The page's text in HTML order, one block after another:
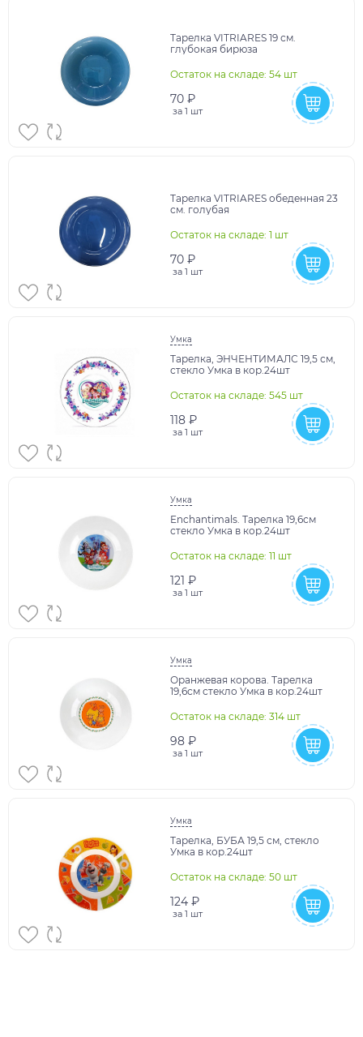
Тарелка VITRIARES 19 см.
глубокая бирюза
Остаток на складе: 54 шт
70 ₽
за 1 шт
Тарелка VITRIARES обеденная 23
см. голубая
Остаток на складе: 1 шт
70 ₽
за 1 шт
Умка
Тарелка, ЭНЧЕНТИМАЛС 19,5 см,
стекло Умка в кор.24шт
Остаток на складе: 545 шт
118 ₽
за 1 шт
Умка
Enchantimals. Тарелка 19,6см
стекло Умка в кор.24шт
Остаток на складе: 11 шт
121 ₽
за 1 шт
Умка
Оранжевая корова. Тарелка
19,6см стекло Умка в кор.24шт
Остаток на складе: 314 шт
98 ₽
за 1 шт
Умка
Тарелка, БУБА 19,5 см, стекло
Умка в кор.24шт
Остаток на складе: 50 шт
124 ₽
за 1 шт